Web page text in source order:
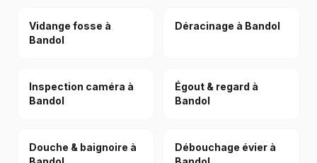
Vidange fosse à
Bandol
Déracinage à Bandol
Inspection caméra à
Bandol
Égout & regard à
Bandol
Douche & baignoire à
Débouchage évier à